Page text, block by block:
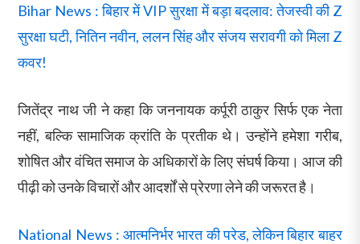
Bihar News : बिहार में VIP सुरक्षा में बड़ा बदलाव: तेजस्वी की Z
सुरक्षा घटी, नितिन नवीन, ललन सिंह और संजय सरावगी को मिला Z
कवर!
जितेंद्र नाथ जी ने कहा कि जननायक कर्पूरी ठाकुर सिर्फ एक नेता
नहीं, बल्कि सामाजिक क्रांति के प्रतीक थे। उन्होंने हमेशा गरीब,
शोषित और वंचित समाज के अधिकारों के लिए संघर्ष किया। आज की
पीढ़ी को उनके विचारों और आदर्शों से प्रेरणा लेने की जरूरत है।
National News : आत्मनिर्भर भारत की परेड, लेकिन बिहार बाहर